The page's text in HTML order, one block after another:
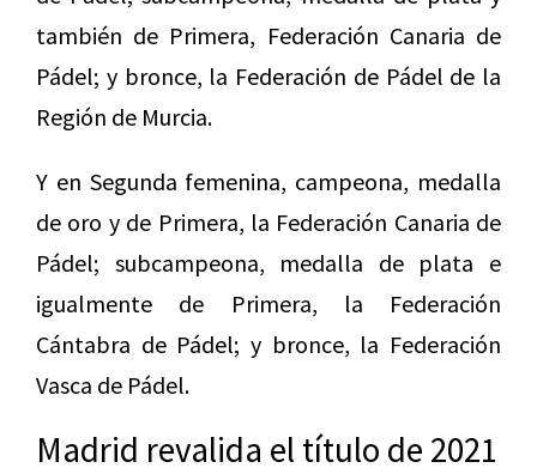
también de Primera, Federación Canaria de
Pádel; y bronce, la Federación de Pádel de la
Región de Murcia.
Y en Segunda femenina, campeona, medalla
de oro y de Primera, la Federación Canaria de
Pádel; subcampeona, medalla de plata e
igualmente de Primera, la Federación
Cántabra de Pádel; y bronce, la Federación
Vasca de Pádel.
Madrid revalida el título de 2021